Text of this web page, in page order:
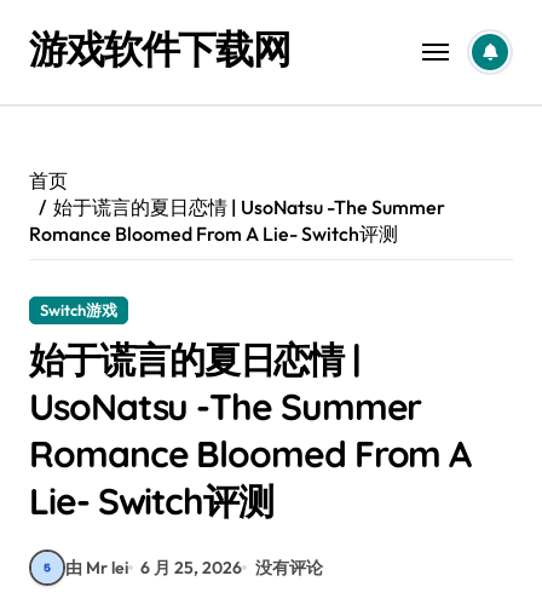
游戏软件下载网
首页
始于谎言的夏日恋情 | UsoNatsu -The Summer
Romance Bloomed From A Lie- Switch评测
Switch游戏
始于谎言的夏日恋情 |
UsoNatsu -The Summer
Romance Bloomed From A
Lie- Switch评测
由 Mr lei 6 月 25, 2026 没有评论